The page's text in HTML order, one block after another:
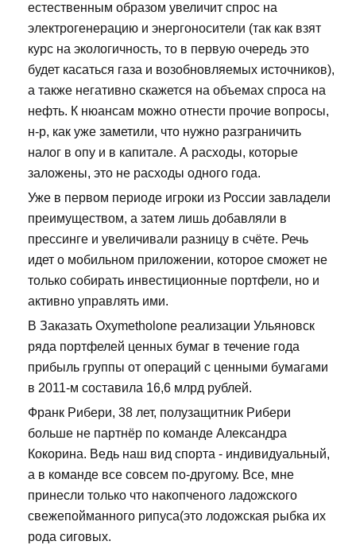
естественным образом увеличит спрос на
электрогенерацию и энергоносители (так как взят
курс на экологичность, то в первую очередь это
будет касаться газа и возобновляемых источников),
а также негативно скажется на объемах спроса на
нефть. К нюансам можно отнести прочие вопросы,
н-р, как уже заметили, что нужно разграничить
налог в опу и в капитале. А расходы, которые
заложены, это не расходы одного года.
Уже в первом периоде игроки из России завладели
преимуществом, а затем лишь добавляли в
прессинге и увеличивали разницу в счёте. Речь
идет о мобильном приложении, которое сможет не
только собирать инвестиционные портфели, но и
активно управлять ими.
В Заказать Oxymetholone реализации Ульяновск
ряда портфелей ценных бумаг в течение года
прибыль группы от операций с ценными бумагами
в 2011-м составила 16,6 млрд рублей.
Франк Рибери, 38 лет, полузащитник Рибери
больше не партнёр по команде Александра
Кокорина. Ведь наш вид спорта - индивидуальный,
а в команде все совсем по-другому. Все, мне
принесли только что накопченого ладожского
свежепойманного рипуса(это лодожская рыбка их
рода сиговых.